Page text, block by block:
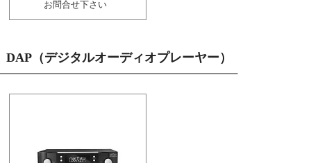
お問合せ下さい
DAP（デジタルオーディオプレーヤー）